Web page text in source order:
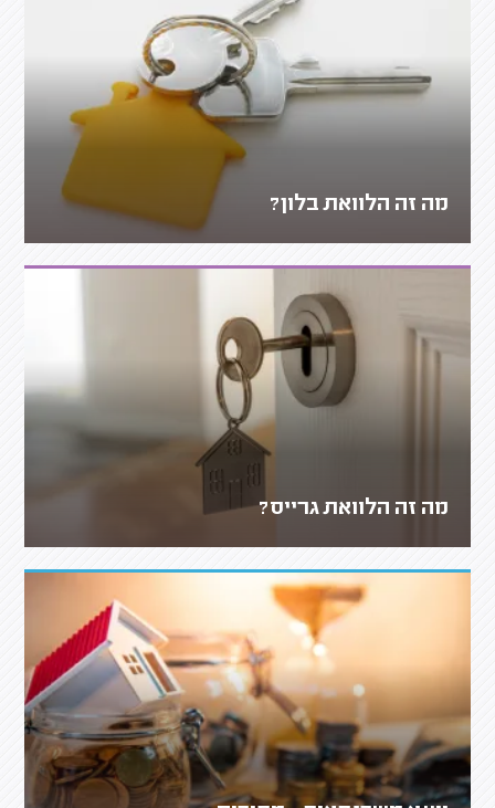
מה זה הלוואת בלון?
מה זה הלוואת גרייס?